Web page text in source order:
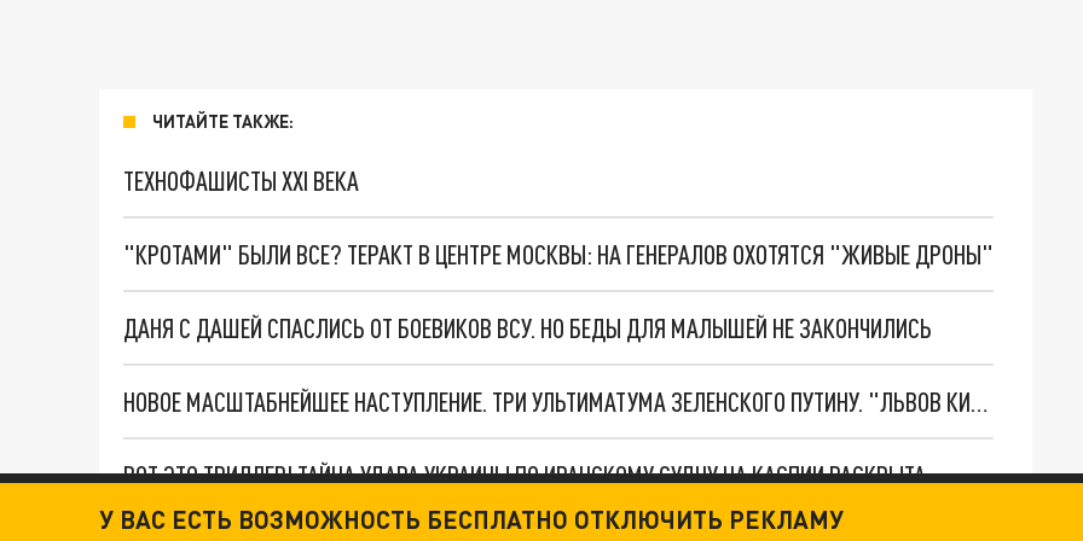
ЧИТАЙТЕ ТАКЖЕ:
ТЕХНОФАШИСТЫ XXI ВЕКА
"КРОТАМИ" БЫЛИ ВСЕ? ТЕРАКТ В ЦЕНТРЕ МОСКВЫ: НА ГЕНЕРАЛОВ ОХОТЯТСЯ "ЖИВЫЕ ДРОНЫ"
ДАНЯ С ДАШЕЙ СПАСЛИСЬ ОТ БОЕВИКОВ ВСУ. НО БЕДЫ ДЛЯ МАЛЫШЕЙ НЕ ЗАКОНЧИЛИСЬ
НОВОЕ МАСШТАБНЕЙШЕЕ НАСТУПЛЕНИЕ. ТРИ УЛЬТИМАТУМА ЗЕЛЕНСКОГО ПУТИНУ. "ЛЬВОВ КИМА" ПОСТАВЯТ НА ПВО? ГЛОБАЛЬНЫЙ ПРОРЫВ ПОД ЗАПОРОЖЬЕМ
ВОТ ЭТО ТРИЛЛЕР! ТАЙНА УДАРА УКРАИНЫ ПО ИРАНСКОМУ СУДНУ НА КАСПИИ РАСКРЫТА
Новости СМИ2
У ВАС ЕСТЬ ВОЗМОЖНОСТЬ БЕСПЛАТНО ОТКЛЮЧИТЬ РЕКЛАМУ